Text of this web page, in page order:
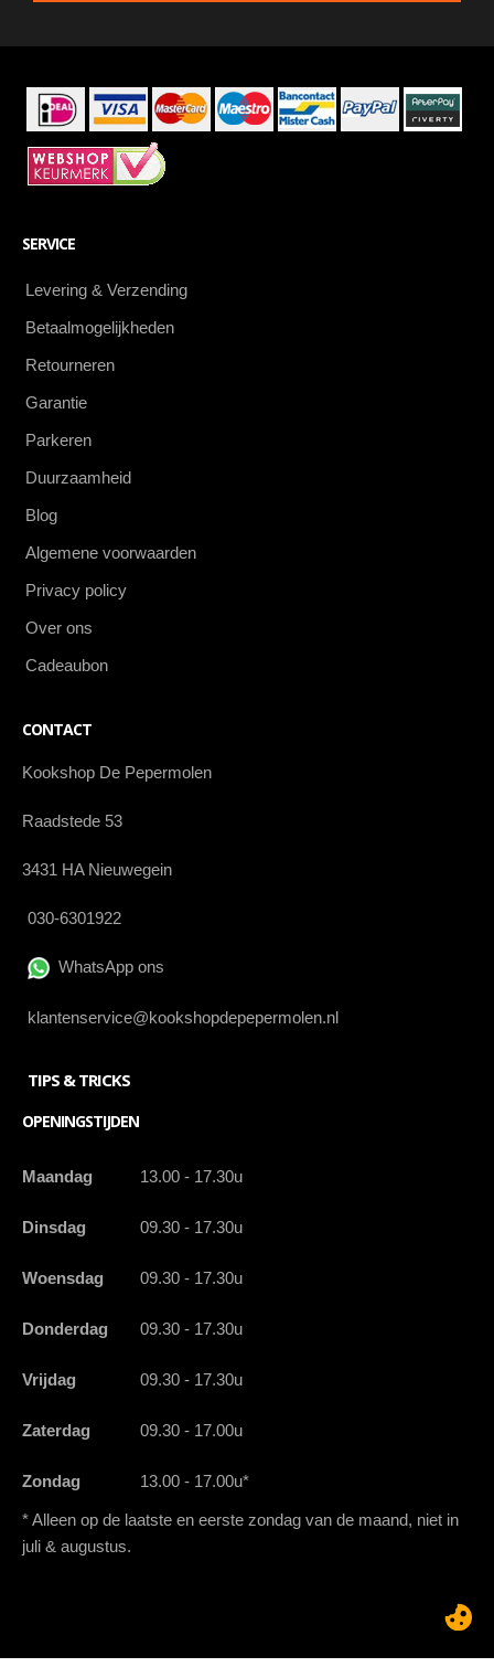
SERVICE
Levering & Verzending
Betaalmogelijkheden
Retourneren
Garantie
Parkeren
Duurzaamheid
Blog
Algemene voorwaarden
Privacy policy
Over ons
Cadeaubon
CONTACT
Kookshop De Pepermolen
Raadstede 53
3431 HA Nieuwegein
030-6301922
WhatsApp ons
klantenservice@kookshopdepepermolen.nl
TIPS & TRICKS
OPENINGSTIJDEN
Maandag 13.00 - 17.30u
Dinsdag 09.30 - 17.30u
Woensdag 09.30 - 17.30u
Donderdag 09.30 - 17.30u
Vrijdag 09.30 - 17.30u
Zaterdag 09.30 - 17.00u
Zondag 13.00 - 17.00u*
* Alleen op de laatste en eerste zondag van de maand, niet in
juli & augustus.